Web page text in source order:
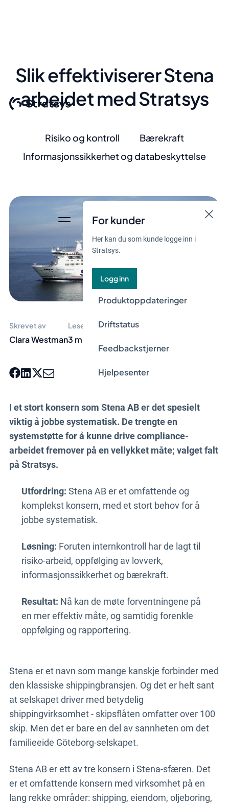
For kunder
Her kan du som kunde logge inn i
Stratsys.
Logg inn
Produktoppdateringer
Driftstatus
Feedbackstjerner
Hjelpesenter
Slik effektiviserer Stena
arbeidet med Stratsys
Risiko og kontroll
Bærekraft
Informasjonssikkerhet og databeskyttelse
Skrevet av
Clara Westman
Lesetid
3 min
I et stort konsern som Stena AB er det spesielt
viktig å jobbe systematisk. De trengte en
systemstøtte for å kunne drive compliance-
arbeidet fremover på en vellykket måte; valget falt
på Stratsys.
Utfordring: Stena AB er et omfattende og
komplekst konsern, med et stort behov for å
jobbe systematisk.
Løsning: Foruten internkontroll har de lagt til
risiko-arbeid, oppfølging av lovverk,
informasjonssikkerhet og bærekraft.
Resultat: Nå kan de møte forventningene på
en mer effektiv måte, og samtidig forenkle
oppfølging og rapportering.
Stena er et navn som mange kanskje forbinder med
den klassiske shippingbransjen. Og det er helt sant
at selskapet driver med betydelig
shippingvirksomhet - skipsflåten omfatter over 100
skip. Men det er bare en del av sannheten om det
familieeide Göteborg-selskapet.
Stena AB er ett av tre konsern i Stena-sfæren. Det
er et omfattende konsern med virksomhet på en
lang rekke områder: shipping, eiendom, oljeboring,